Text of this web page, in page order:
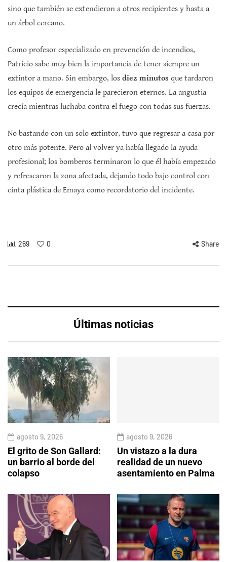
sino que también se extendieron a otros recipientes y hasta a
un árbol cercano.
Como profesor especializado en prevención de incendios,
Patricio sabe muy bien la importancia de tener siempre un
extintor a mano. Sin embargo, los diez minutos que tardaron
los equipos de emergencia le parecieron eternos. La angustia
crecía mientras luchaba contra el fuego con todas sus fuerzas.
No bastando con un solo extintor, tuvo que regresar a casa por
otro más potente. Pero al volver ya había llegado la ayuda
profesional; los bomberos terminaron lo que él había empezado
y refrescaron la zona afectada, dejando todo bajo control con
cinta plástica de Emaya como recordatorio del incidente.
269 0 Share
Últimas noticias
agosto 9, 2026
El grito de Son Gallard:
un barrio al borde del
colapso
agosto 9, 2026
Un vistazo a la dura
realidad de un nuevo
asentamiento en Palma